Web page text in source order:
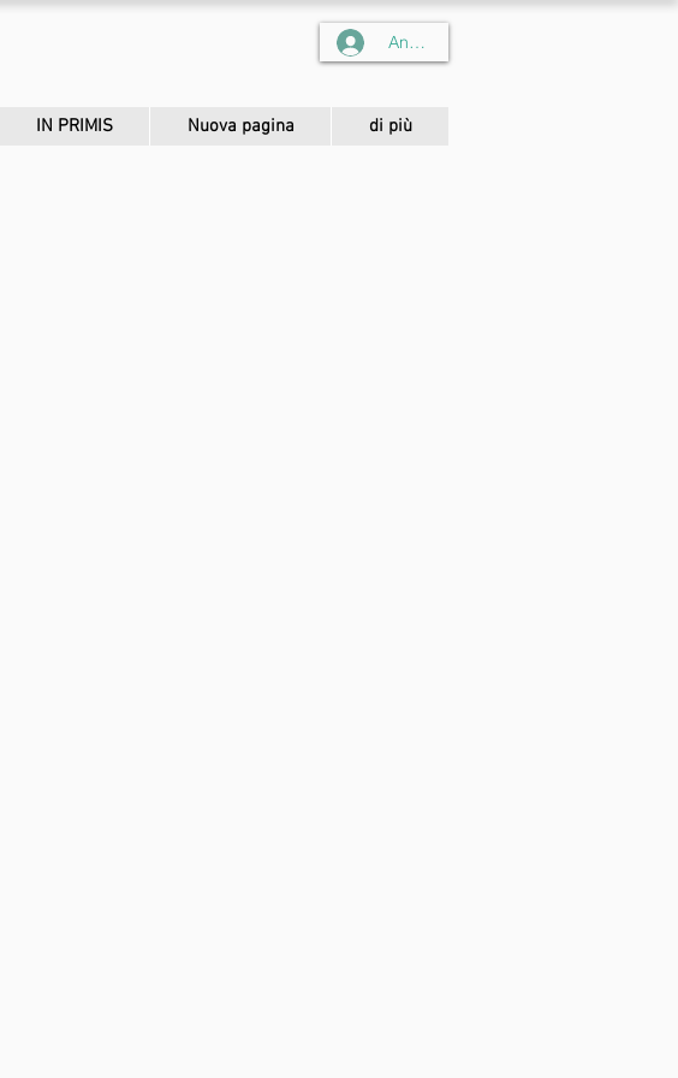
Anmelden
IN PRIMIS Nuova pagina di più